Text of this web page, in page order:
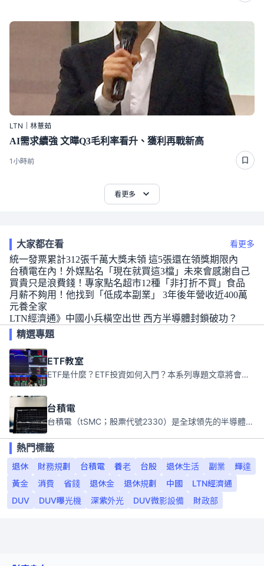
LTN｜林薏茹
AI需求續強 文曄Q3毛利率看升、獲利再戰新高
1小時前
看更多
大家都在看 看更多
統一發票累計312張千萬大獎未領 這5張還在領獎期限內
台積電在內！外媒點名「現在就買這3檔」未來會感謝自己
買貴只是浪費錢！專家點名超市12種「非打折不買」食品
月薪不夠用！他找到「低成本副業」 3年後年營收近400萬
元養全家
LTN經濟通》中國小兵橫空出世 西方半導體封鎖破功？
精選專題
ETF教室
ETF是什麼？ETF投資如何入門？本系列專題文章將會告訴你新手必須知道的ETF基礎知識。
台積電
台積電（tSMC；股票代號2330）是全球領先的半導體代工公司，成立於1987年，總部位於台灣新竹。且已於美國、日本、德國及中國設廠，台積電是全球首家專業積體電路製造服務公司，也是全球最先進和最大規模的半導體代工廠。
熱門標籤
退休
財務規劃 台積電 養老 台股 退休生活 副業
輝達
黃金
消費 省錢 退休金 退休規劃 中國
LTN經濟通
DUV
DUV曝光機 深紫外光 DUV微影設備 財政部